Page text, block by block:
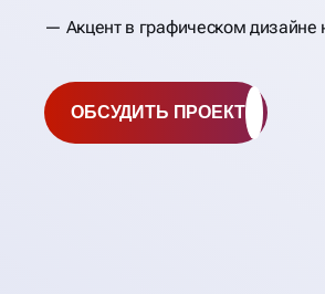
Акцент в графическом дизайне
ОБСУДИТЬ ПРОЕКТ